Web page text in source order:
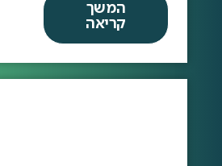
המשך
קריאה